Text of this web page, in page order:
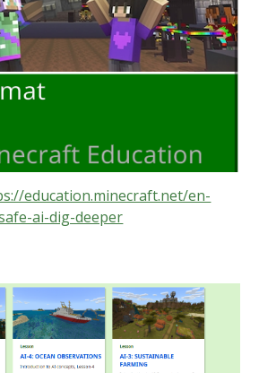
education.minecraft.net/en-
ai-dig-deeper